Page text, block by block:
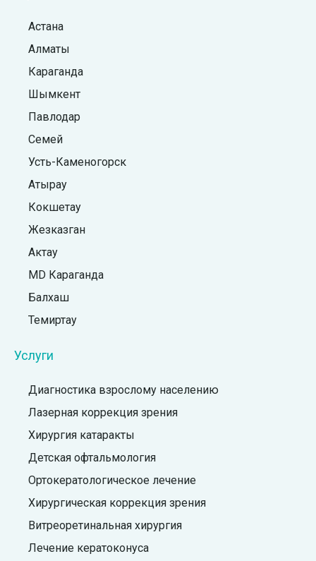
Астана
Алматы
Караганда
Шымкент
Павлодар
Семей
Усть-Каменогорск
Атырау
Кокшетау
Жезказган
Актау
MD Караганда
Балхаш
Темиртау
Услуги
Диагностика взрослому населению
Лазерная коррекция зрения
Хирургия катаракты
Детская офтальмология
Ортокератологическое лечение
Хирургическая коррекция зрения
Витреоретинальная хирургия
Лечение кератоконуса